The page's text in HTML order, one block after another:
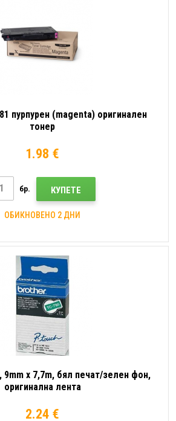
пурпурен (magenta) оригинален
тонер
1.98 €
бр. КУПЕТЕ
ОБИКНОВЕНО 2 ДНИ
x 7,7m, бял печат/зелен фон,
оригинална лента
2.24 €